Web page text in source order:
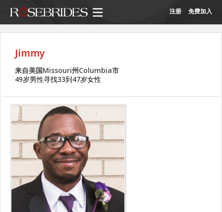
注册 免费加入
Jimmy
来自美国Missouri州Columbia市
49岁男性寻找33到47岁女性